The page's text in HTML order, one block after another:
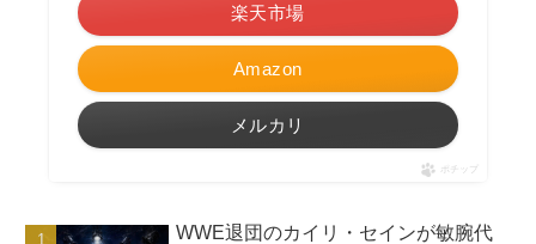
Amazon
楽天市場
メルカリ
ポチップ
WWE退団のカイリ・セインが敏腕代